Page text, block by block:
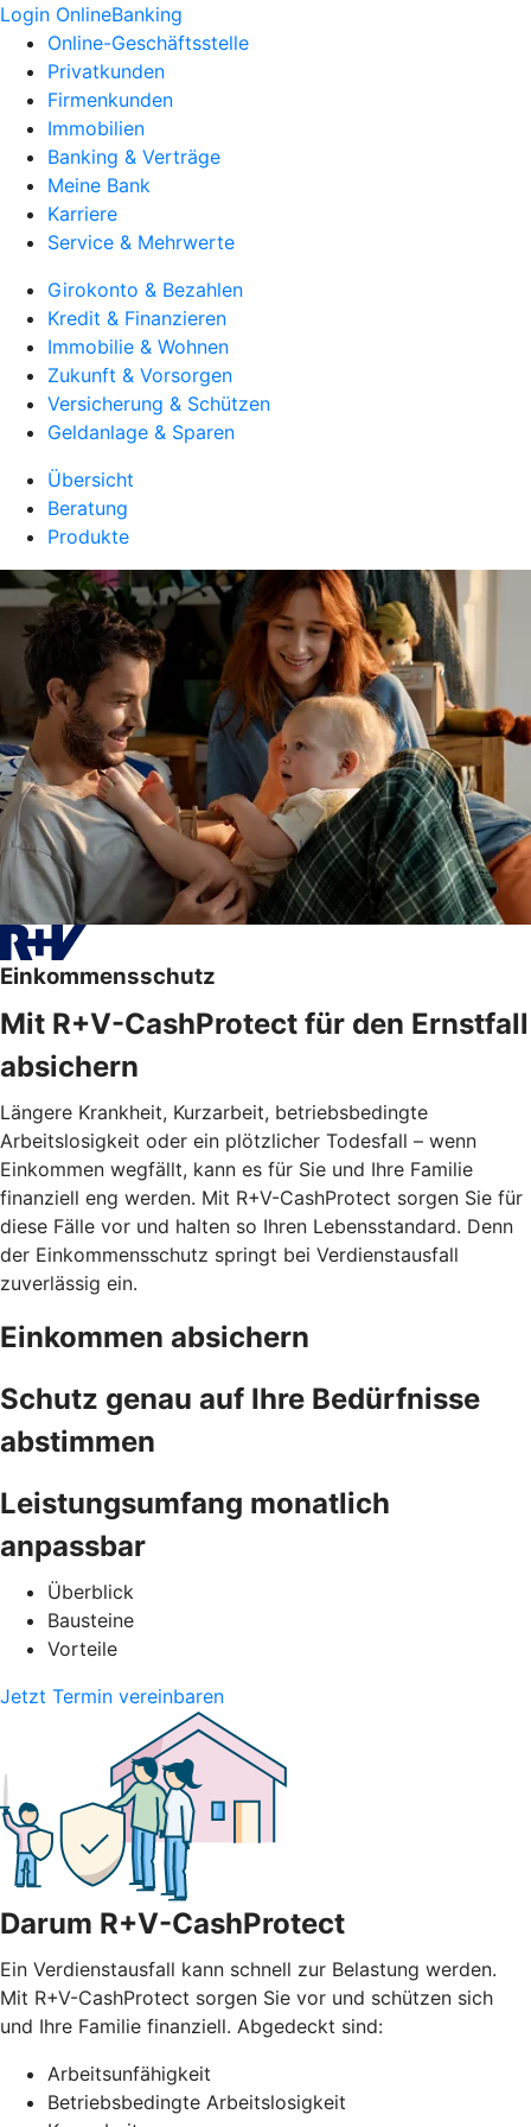
Login OnlineBanking
Online-Geschäftsstelle
Privatkunden
Firmenkunden
Immobilien
Banking & Verträge
Meine Bank
Karriere
Service & Mehrwerte
Girokonto & Bezahlen
Kredit & Finanzieren
Immobilie & Wohnen
Zukunft & Vorsorgen
Versicherung & Schützen
Geldanlage & Sparen
Übersicht
Beratung
Produkte
Einkommensschutz
Mit R+V-CashProtect für den Ernstfall
absichern
Längere Krankheit, Kurzarbeit, betriebsbedingte
Arbeitslosigkeit oder ein plötzlicher Todesfall – wenn
Einkommen wegfällt, kann es für Sie und Ihre Familie
finanziell eng werden. Mit R+V-CashProtect sorgen Sie für
diese Fälle vor und halten so Ihren Lebensstandard. Denn
der Einkommensschutz springt bei Verdienstausfall
zuverlässig ein.
Einkommen absichern
Schutz genau auf Ihre Bedürfnisse
abstimmen
Leistungsumfang monatlich
anpassbar
Überblick
Bausteine
Vorteile
Jetzt Termin vereinbaren
Darum R+V-CashProtect
Ein Verdienstausfall kann schnell zur Belastung werden.
Mit R+V-CashProtect sorgen Sie vor und schützen sich
und Ihre Familie finanziell. Abgedeckt sind:
Arbeitsunfähigkeit
Betriebsbedingte Arbeitslosigkeit